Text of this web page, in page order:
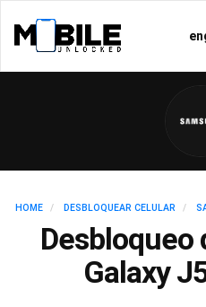
HOME DESBLOQUEAR CELULAR
Desbloqueo
Galaxy